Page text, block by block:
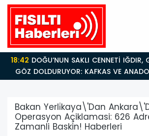
18:42
GÖZ DOLDURUYOR: KAFKAS VE
BULUŞMA NOKTASI
Bakan Yerli̇kaya\'Dan
Operasyon Açiklamasi: 626
Zamanli Baskin! Haberleri